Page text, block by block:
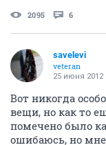
2095 6
savelevi
veteran
25 июня 2012
Вот никогда
вещи, но как то
помечено было
ошибаюсь, но